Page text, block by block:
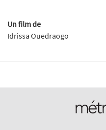
Un film de
Idrissa Ouedraogo